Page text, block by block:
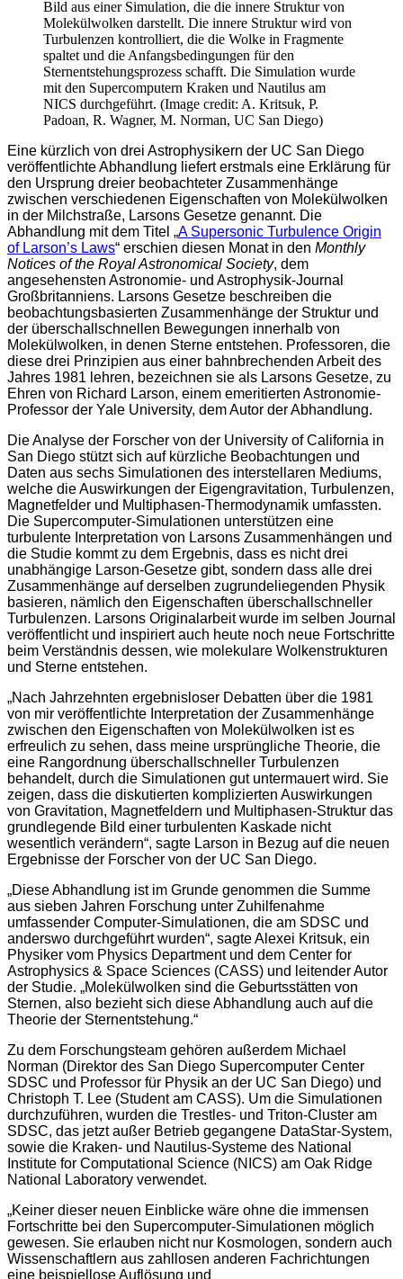
Bild aus einer Simulation, die die innere Struktur von
Molekülwolken darstellt. Die innere Struktur wird von
Turbulenzen kontrolliert, die die Wolke in Fragmente
spaltet und die Anfangsbedingungen für den
Sternentstehungsprozess schafft. Die Simulation wurde
mit den Supercomputern Kraken und Nautilus am
NICS durchgeführt. (Image credit: A. Kritsuk, P.
Padoan, R. Wagner, M. Norman, UC San Diego)
Eine kürzlich von drei Astrophysikern der UC San Diego
veröffentlichte Abhandlung liefert erstmals eine Erklärung für
den Ursprung dreier beobachteter Zusammenhänge
zwischen verschiedenen Eigenschaften von Molekülwolken
in der Milchstraße, Larsons Gesetze genannt. Die
Abhandlung mit dem Titel „A Supersonic Turbulence Origin
of Larson’s Laws“ erschien diesen Monat in den Monthly
Notices of the Royal Astronomical Society, dem
angesehensten Astronomie- und Astrophysik-Journal
Großbritanniens. Larsons Gesetze beschreiben die
beobachtungsbasierten Zusammenhänge der Struktur und
der überschallschnellen Bewegungen innerhalb von
Molekülwolken, in denen Sterne entstehen. Professoren, die
diese drei Prinzipien aus einer bahnbrechenden Arbeit des
Jahres 1981 lehren, bezeichnen sie als Larsons Gesetze, zu
Ehren von Richard Larson, einem emeritierten Astronomie-
Professor der Yale University, dem Autor der Abhandlung.
Die Analyse der Forscher von der University of California in
San Diego stützt sich auf kürzliche Beobachtungen und
Daten aus sechs Simulationen des interstellaren Mediums,
welche die Auswirkungen der Eigengravitation, Turbulenzen,
Magnetfelder und Multiphasen-Thermodynamik umfassten.
Die Supercomputer-Simulationen unterstützen eine
turbulente Interpretation von Larsons Zusammenhängen und
die Studie kommt zu dem Ergebnis, dass es nicht drei
unabhängige Larson-Gesetze gibt, sondern dass alle drei
Zusammenhänge auf derselben zugrundeliegenden Physik
basieren, nämlich den Eigenschaften überschallschneller
Turbulenzen. Larsons Originalarbeit wurde im selben Journal
veröffentlicht und inspiriert auch heute noch neue Fortschritte
beim Verständnis dessen, wie molekulare Wolkenstrukturen
und Sterne entstehen.
„Nach Jahrzehnten ergebnisloser Debatten über die 1981
von mir veröffentlichte Interpretation der Zusammenhänge
zwischen den Eigenschaften von Molekülwolken ist es
erfreulich zu sehen, dass meine ursprüngliche Theorie, die
eine Rangordnung überschallschneller Turbulenzen
behandelt, durch die Simulationen gut untermauert wird. Sie
zeigen, dass die diskutierten komplizierten Auswirkungen
von Gravitation, Magnetfeldern und Multiphasen-Struktur das
grundlegende Bild einer turbulenten Kaskade nicht
wesentlich verändern“, sagte Larson in Bezug auf die neuen
Ergebnisse der Forscher von der UC San Diego.
„Diese Abhandlung ist im Grunde genommen die Summe
aus sieben Jahren Forschung unter Zuhilfenahme
umfassender Computer-Simulationen, die am SDSC und
anderswo durchgeführt wurden“, sagte Alexei Kritsuk, ein
Physiker vom Physics Department und dem Center for
Astrophysics & Space Sciences (CASS) und leitender Autor
der Studie. „Molekülwolken sind die Geburtsstätten von
Sternen, also bezieht sich diese Abhandlung auch auf die
Theorie der Sternentstehung.“
Zu dem Forschungsteam gehören außerdem Michael
Norman (Direktor des San Diego Supercomputer Center
SDSC und Professor für Physik an der UC San Diego) und
Christoph T. Lee (Student am CASS). Um die Simulationen
durchzuführen, wurden die Trestles- und Triton-Cluster am
SDSC, das jetzt außer Betrieb gegangene DataStar-System,
sowie die Kraken- und Nautilus-Systeme des National
Institute for Computational Science (NICS) am Oak Ridge
National Laboratory verwendet.
„Keiner dieser neuen Einblicke wäre ohne die immensen
Fortschritte bei den Supercomputer-Simulationen möglich
gewesen. Sie erlauben nicht nur Kosmologen, sondern auch
Wissenschaftlern aus zahllosen anderen Fachrichtungen
eine beispiellose Auflösung und